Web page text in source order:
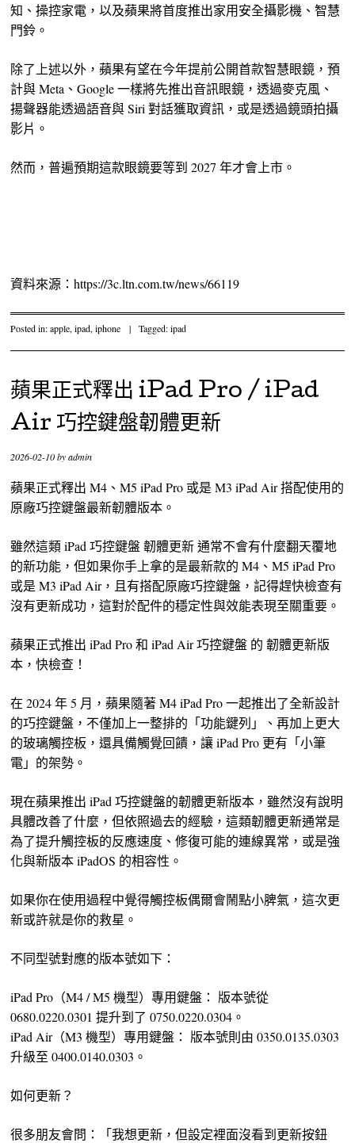
知、操控家電，以及蘋果將首度推出家用安全攝影機、智慧
門鈴。
除了上述以外，蘋果有望在今年提前公開首款智慧眼鏡，預
計與 Meta、Google 一樣將先推出音訊眼鏡，透過麥克風、
揚聲器能透過語音與 Siri 對話獲取資訊，或是透過鏡頭拍攝
影片。
然而，普遍預期這款眼鏡要等到 2027 年才會上市。
資料來源：https://3c.ltn.com.tw/news/66119
Posted in:apple,ipad,iphone | Tagged:ipad
蘋果正式釋出 iPad Pro / iPad
Air 巧控鍵盤韌體更新
2026-02-10byadmin
蘋果正式釋出 M4、M5 iPad Pro 或是 M3 iPad Air 搭配使用的
原廠巧控鍵盤最新韌體版本。
雖然這類 iPad 巧控鍵盤 韌體更新 通常不會有什麼翻天覆地
的新功能，但如果你手上拿的是最新款的 M4、M5 iPad Pro
或是 M3 iPad Air，且有搭配原廠巧控鍵盤，記得趕快檢查有
沒有更新成功，這對於配件的穩定性與效能表現至關重要。
蘋果正式推出 iPad Pro 和 iPad Air 巧控鍵盤 的 韌體更新版
本，快檢查！
在 2024 年 5 月，蘋果隨著 M4 iPad Pro 一起推出了全新設計
的巧控鍵盤，不僅加上一整排的「功能鍵列」、再加上更大
的玻璃觸控板，還具備觸覺回饋，讓 iPad Pro 更有「小筆
電」的架勢。
現在蘋果推出 iPad 巧控鍵盤的韌體更新版本，雖然沒有說明
具體改善了什麼，但依照過去的經驗，這類韌體更新通常是
為了提升觸控板的反應速度、修復可能的連線異常，或是強
化與新版本 iPadOS 的相容性。
如果你在使用過程中覺得觸控板偶爾會鬧點小脾氣，這次更
新或許就是你的救星。
不同型號對應的版本號如下：
iPad Pro（M4 / M5 機型）專用鍵盤： 版本號從
0680.0220.0301 提升到了 0750.0220.0304。
iPad Air（M3 機型）專用鍵盤： 版本號則由 0350.0135.0303
升級至 0400.0140.0303。
如何更新？
很多朋友會問：「我想更新，但設定裡面沒看到更新按鈕